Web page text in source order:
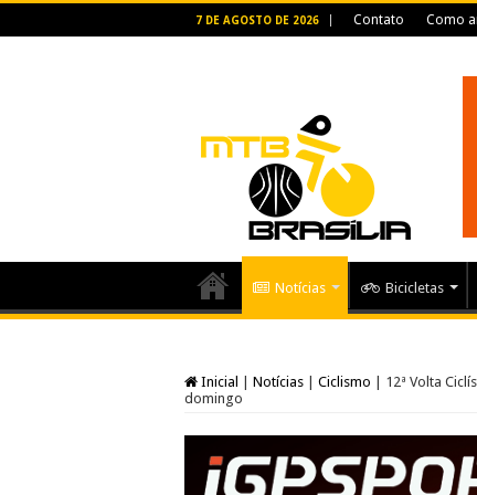
7 DE AGOSTO DE 2026 Contato Como
Notícias Bicicletas
Inicial Notícias Ciclismo
12ª Volta
domingo